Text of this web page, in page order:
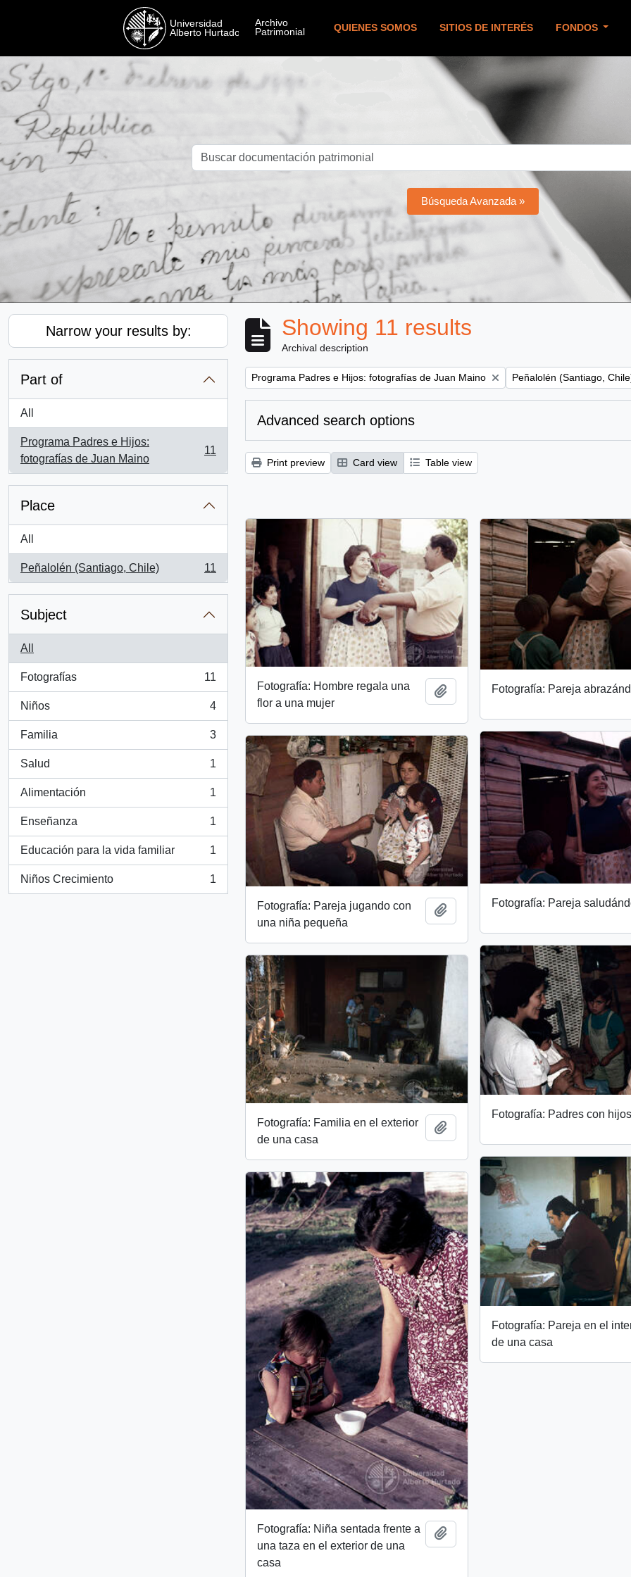
QUIENES SOMOS SITIOS DE INTERÉS FONDOS
Búsqueda Avanzada »
Narrow your results by:
Part of
All
Programa Padres e Hijos:
fotografías de Juan Maino
, 11 results
11
Place
All
Peñalolén (Santiago, Chile)
, 11 results
11
Subject
All
Fotografías
, 11 results
11
Niños
, 4 results
4
Familia
, 3 results
3
Salud
, 1 results
1
Alimentación
, 1 results
1
Enseñanza
, 1 results
1
Educación para la vida familiar
, 1 results
1
Niños Crecimiento
, 1 results
1
Showing 11 results
Archival description
Remove filter:
Programa Padres e Hijos: fotografías de Juan Maino Remove filter:
Peñalolén (Santiago,
Advanced search options
Print preview Card view Table view
Fotografía: Hombre regala una
flor a una mujer
Add to clipboardFotografía: Pareja
Fotografía: Pareja
Fotografía: Pareja jugando con
una niña pequeña
Add to clipboard
Fotografía: Padres con hijos
Fotografía: Familia en el exterior
de una casa
Fotografía: Pareja en el
de una casa
Fotografía: Niña sentada frente a
una taza en el exterior de una
casa